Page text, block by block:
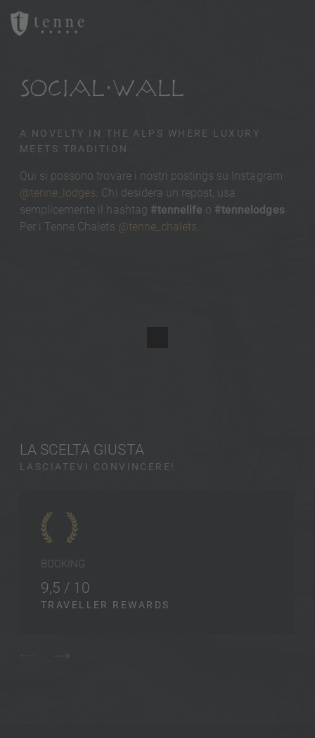
SOCIAL WALL
A NOVELTY IN THE ALPS WHERE LUXURY
MEETS TRADITION.
Qui si possono trovare i nostri postings su Instagram
@tenne_lodges. Chi desidera un repost, usa
semplicemente il hashtag #tennelife o #tennelodges.
Per i Tenne Chalets @tenne_chalets.
LA SCELTA GIUSTA
LASCIATEVI CONVINCERE!
BOOKING
9,5 / 10
TRAVELLER REWARDS